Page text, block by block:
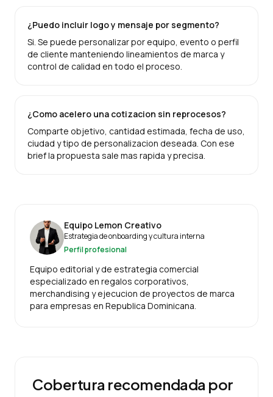
¿Puedo incluir logo y mensaje por segmento?
Si. Se puede personalizar por equipo, evento o perfil
de cliente manteniendo lineamientos de marca y
control de calidad en todo el proceso.
¿Como acelero una cotizacion sin reprocesos?
Comparte objetivo, cantidad estimada, fecha de uso,
ciudad y tipo de personalizacion deseada. Con ese
brief la propuesta sale mas rapida y precisa.
Equipo Lemon Creativo
Estrategia de onboarding y cultura interna
Perfil profesional
Equipo editorial y de estrategia comercial
especializado en regalos corporativos,
merchandising y ejecucion de proyectos de marca
para empresas en Republica Dominicana.
Cobertura recomendada por